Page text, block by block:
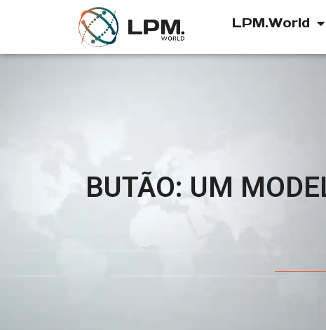
LPM.World
BUTÃO: UM